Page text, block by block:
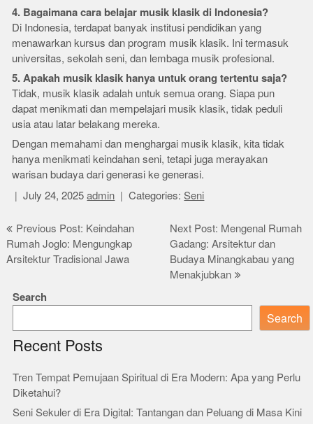
4. Bagaimana cara belajar musik klasik di Indonesia?
Di Indonesia, terdapat banyak institusi pendidikan yang
menawarkan kursus dan program musik klasik. Ini termasuk
universitas, sekolah seni, dan lembaga musik profesional.
5. Apakah musik klasik hanya untuk orang tertentu saja?
Tidak, musik klasik adalah untuk semua orang. Siapa pun
dapat menikmati dan mempelajari musik klasik, tidak peduli
usia atau latar belakang mereka.
Dengan memahami dan menghargai musik klasik, kita tidak
hanya menikmati keindahan seni, tetapi juga merayakan
warisan budaya dari generasi ke generasi.
July 24, 2025 admin Categories:Seni
Post
navigation
Previous Post: Keindahan
Rumah Joglo: Mengungkap
Arsitektur Tradisional Jawa
Next Post: Mengenal Rumah
Gadang: Arsitektur dan
Budaya Minangkabau yang
Menakjubkan
Search
Search
Recent Posts
Tren Tempat Pemujaan Spiritual di Era Modern: Apa yang Perlu
Diketahui?
Seni Sekuler di Era Digital: Tantangan dan Peluang di Masa Kini